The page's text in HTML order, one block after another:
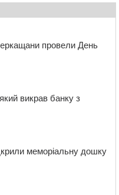
провели День
викрав банку з
меморіальну дошку